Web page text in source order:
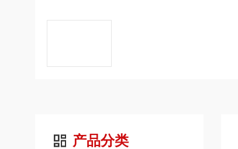
产品分类